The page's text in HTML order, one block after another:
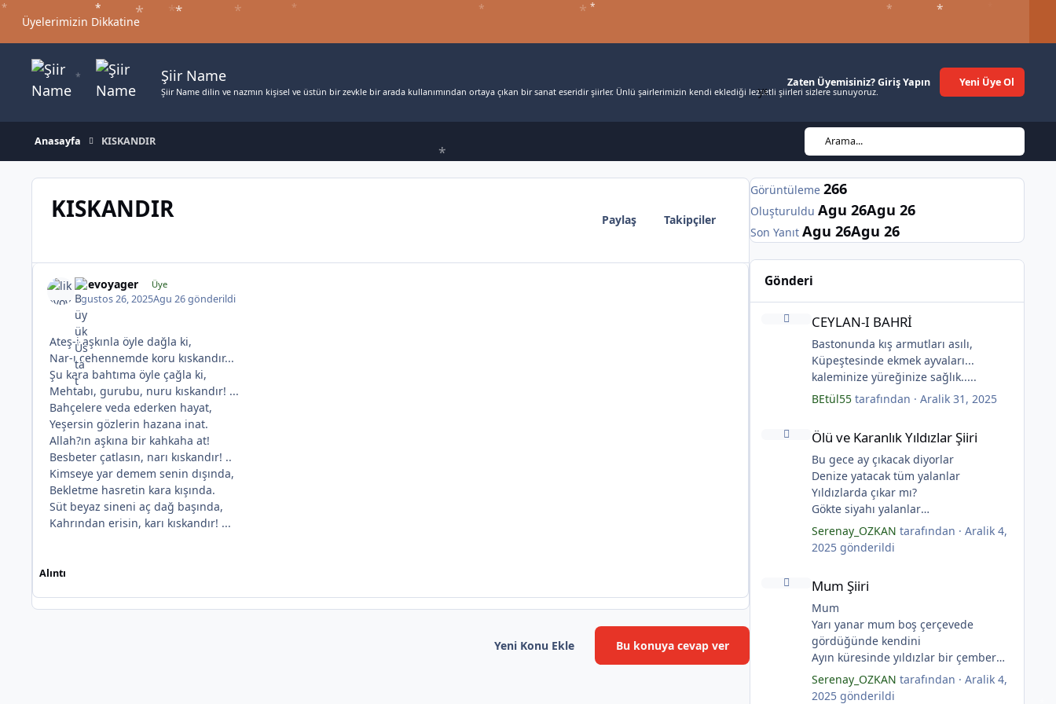
Jump to content
Üyelerimizin Dikkatine
Şiir Name
Şiir Name dilin ve nazmın kişisel ve üstün bir zevkle bir arada kullanımından ortaya çıkan bir sanat eseridir şiirler. Ünlü şairlerimizin kendi eklediği lezzetli şiirleri sizlere sunuyoruz.
ForumlarBloglarKulüplerŞair ÜyelerAlışveriş Gözat Etkinlikler
Zaten Üyemisiniz? Giriş Yapın Yeni Üye Ol
Anasayfa KISKANDIR Arama...
KISKANDIR Paylaş Takipçiler
likevoyager Üye
Agustos 26, 2025Agu 26gönderildi
Ateş-i aşkınla öyle dağla ki,
Nar-ı cehennemde koru kıskandır...
Şu kara bahtıma öyle çağla ki,
Mehtabı, gurubu, nuru kıskandır! ...
Bahçelere veda ederken hayat,
Yeşersin gözlerin hazana inat.
Allah?ın aşkına bir kahkaha at!
Besbeter çatlasın, narı kıskandır! ..
Kimseye yar demem senin dışında,
Bekletme hasretin kara kışında.
Süt beyaz sineni aç dağ başında,
Kahrından erisin, karı kıskandır! ...
Alıntı
Yeni Konu Ekle Bu konuya cevap ver
Görüntüleme 266
Oluşturuldu Agu 26Agu 26
Son Yanıt Agu 26Agu 26
Gönderi
CEYLAN-I BAHRİ
Bastonunda kış armutları asılı,
Küpeştesinde ekmek ayvaları...
kaleminize yüreğinize sağlık.....
BEtül55tarafından · Aralik 31, 2025
Ölü ve Karanlık Yıldızlar Şiiri
Bu gece ay çıkacak diyorlar
Denize yatacak tüm yalanlar
Yıldızlarda çıkar mı?
Gökte siyahı yalanlar
Ölü ve karanlık yıldızlar
Ayı sarhoş etmişler
Ay kesilmiş kızıl, kızıl
(Serenay Özkan, Viata)
Serenay_OZKAN tarafından · Aralik 4,
2025gönderildi
Mum Şiiri
Mum
Yarı yanar mum boş çerçevede
gördüğünde kendini
Ayın küresinde yıldızlar bir çember
yaratmış
Çocukların rüyalarını.
Serenay_OZKAN tarafından · Aralik 4,
2025gönderildi
*
*
* * *
*
*
*